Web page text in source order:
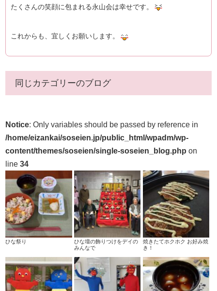
たくさんの笑顔に包まれる永山会は幸せです。
これからも、宜しくお願いします。
同じカテゴリーのブログ
Notice: Only variables should be passed by reference in
/home/eizankai/soseien.jp/public_html/wpadm/wp-
content/themes/soseien/single-soseien_blog.php on
line34
ひな祭り
ひな壇の飾りつけをデイの
みんなで
焼きたてホクホク お好み焼
き！